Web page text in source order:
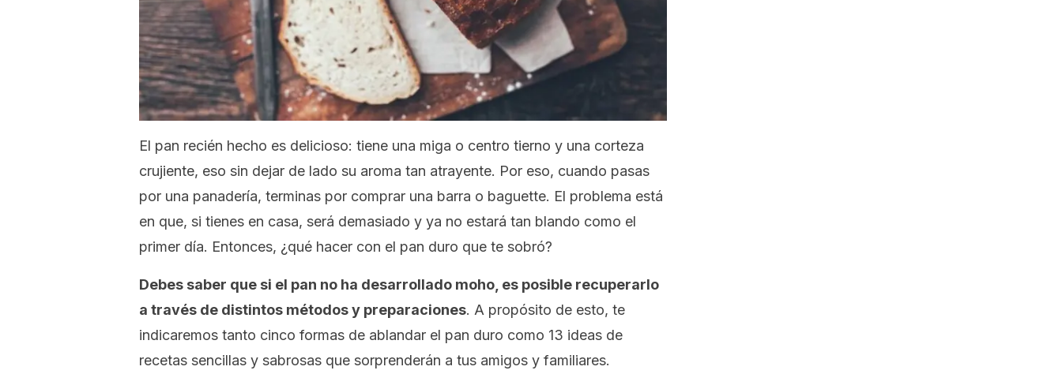
El pan recién hecho es delicioso: tiene una miga o centro tierno y una corteza
crujiente, eso sin dejar de lado su aroma tan atrayente. Por eso, cuando pasas
por una panadería, terminas por comprar una barra o baguette. El problema está
en que, si tienes en casa, será demasiado y ya no estará tan blando como el
primer día. Entonces, ¿qué hacer con el pan duro que te sobró?
Debes saber que si el pan no ha desarrollado moho, es posible recuperarlo
a través de distintos métodos y preparaciones. A propósito de esto, te
indicaremos tanto cinco formas de ablandar el pan duro como 13 ideas de
recetas sencillas y sabrosas que sorprenderán a tus amigos y familiares.